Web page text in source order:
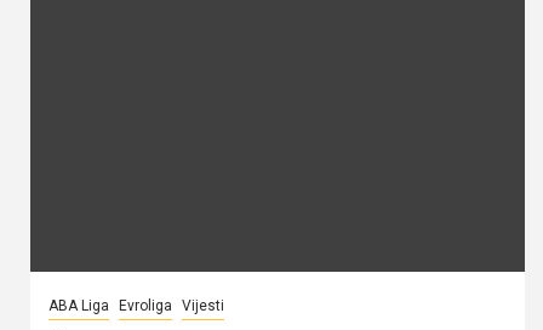
ABA Liga Evroliga Vijesti